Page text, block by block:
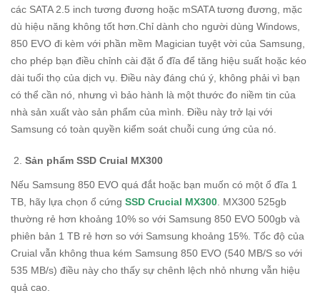
các SATA 2.5 inch tương đương hoặc mSATA tương đương, mặc
dù hiệu năng không tốt hơn.Chỉ dành cho người dùng Windows,
850 EVO đi kèm với phần mềm Magician tuyệt vời của Samsung,
cho phép bạn điều chỉnh cài đặt ổ đĩa để tăng hiệu suất hoặc kéo
dài tuổi thọ của dịch vụ. Điều này đáng chú ý, không phải vì bạn
có thể cần nó, nhưng vì bảo hành là một thước đo niềm tin của
nhà sản xuất vào sản phẩm của mình. Điều này trở lại với
Samsung có toàn quyền kiểm soát chuỗi cung ứng của nó.
Sản phẩm SSD Cruial MX300
Nếu Samsung 850 EVO quá đắt hoặc bạn muốn có một ổ đĩa 1
TB, hãy lựa chọn ổ cứng SSD Crucial MX300 . MX300 525gb
thường rẻ hơn khoảng 10% so với Samsung 850 EVO 500gb và
phiên bản 1 TB rẻ hơn so với Samsung khoảng 15%. Tốc độ của
Cruial vẫn không thua kém Samsung 850 EVO (540 MB/S so với
535 MB/s) điều này cho thấy sự chênh lệch nhỏ nhưng vẫn hiệu
quả cao.